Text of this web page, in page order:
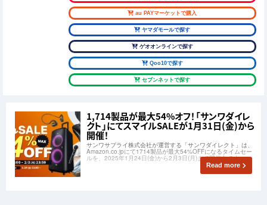
au PAYマーケットで購入
ヤマダモールで探す
ゲオオンラインで探す
Qoo10で探す
セブンネットで探す
1,714製品が最大54%オフ！「サンワダイレ
クト」にてスマイルSALEが1月31日(金)から
開催！
サンワサプライ株式会社が運営する「サンワダイレクト」は、
Amazon.co.jpにて1714製品が最大54%OFFになるタイムセー
ルを、2025年1月24日(金)から2月3日(月)まで開催中です。
Read more